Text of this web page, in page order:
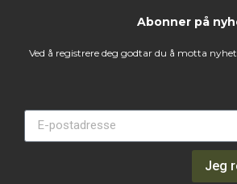
Abonner på
Ved å registrere deg godtar du å motta
Jeg